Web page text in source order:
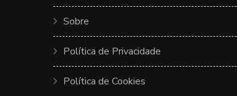
Sobre
Política de Privacidade
Política de Cookies